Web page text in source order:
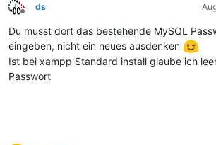
Offline
ds
Du musst dort das bestehende MySQL
eingeben, nicht ein neues ausdenken
Ist bei xampp Standard install glaube ich
Passwort